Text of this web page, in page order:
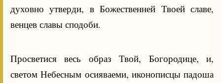
духовно утверди, в Божественней Твоей славе,
венцев славы сподоби.
Просветися весь образ Твой, Богородице, и,
светом Небесным осияваеми, иконописцы падоша